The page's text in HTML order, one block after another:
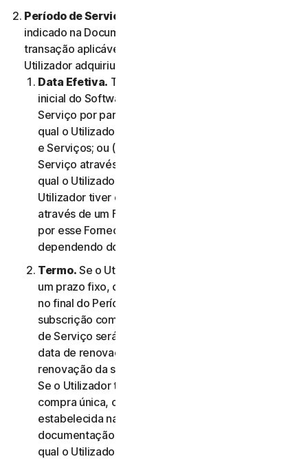
Período de Serviço.
indicado na Documentação ou na documentação da
transação aplicável do Fornecedor através do qual o
Utilizador adquiriu o Serviço.
Data Efetiva. Terá início (a) na data da instalação
inicial do Software ou da primeira utilização do
Serviço por parte do Utilizador; ou (b) na data na
qual o Utilizador aceitou este Contrato de Licença
e Serviços; ou (c) se o Utilizador tiver adquirido o
Serviço através da nossa loja online, na data na
qual o Utilizador concluiu a compra; ou (d) se o
Utilizador tiver obtido o direito a utilizar o Serviço
através de um Fornecedor, na data determinada
por esse Fornecedor, conforme aplicável,
dependendo do que ocorrer primeiro.
Termo. Se o Utilizador tiver uma subscrição com
um prazo fixo, o Serviço termina automaticamente
no final do Período de Serviço. Se tiver uma
subscrição com renovação automática, o Período
de Serviço será renovado automaticamente na
data de renovação a menos que cancele a
renovação da subscrição antes do dia da cobrança.
Se o Utilizador tiver um serviço ou produto de
compra única, o Período de Serviço terá a duração
estabelecida na Documentação, ou na
documentação aplicável do Fornecedor através do
qual o Utilizador obteve o Serviço.